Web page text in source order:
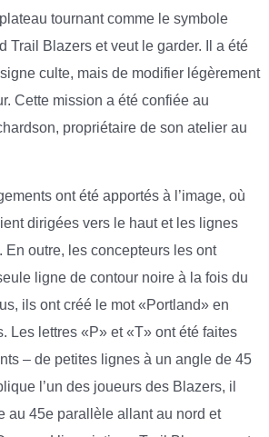
tournant comme le symbole
Trail Blazers et veut le garder. Il a été
culte, mais de modifier légèrement
Cette mission a été confiée au
propriétaire de son atelier au
ont été apportés à l’image, où
dirigées vers le haut et les lignes
En outre, les concepteurs les ont
ligne de contour noire à la fois du
ils ont créé le mot «Portland» en
Les lettres «P» et «T» ont été faites
– de petites lignes à un angle de 45
l’un des joueurs des Blazers, il
au 45e parallèle allant au nord et